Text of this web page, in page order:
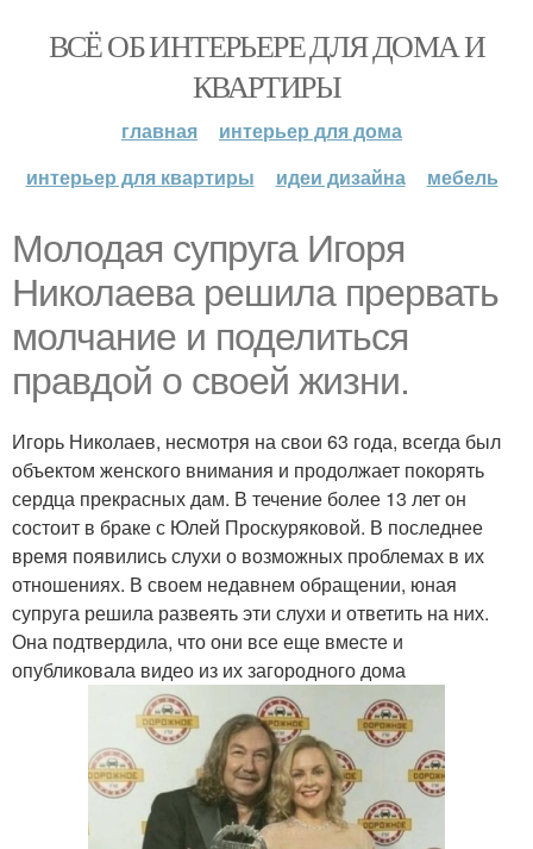
ВСЁ ОБ ИНТЕРЬЕРЕ ДЛЯ ДОМА И
КВАРТИРЫ
главная
интерьер для дома
интерьер для квартиры
идеи дизайна мебель
Молодая супруга Игоря
Николаева решила прервать
молчание и поделиться
правдой о своей жизни.
Игорь Николаев, несмотря на свои 63 года, всегда был
объектом женского внимания и продолжает покорять
сердца прекрасных дам. В течение более 13 лет он
состоит в браке с Юлей Проскуряковой. В последнее
время появились слухи о возможных проблемах в их
отношениях. В своем недавнем обращении, юная
супруга решила развеять эти слухи и ответить на них.
Она подтвердила, что они все еще вместе и
опубликовала видео из их загородного дома